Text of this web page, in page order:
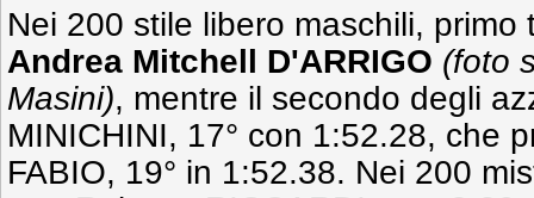
Nei 200 stile libero maschili,
Andrea Mitchell D'ARRIGO (foto
Masini), mentre il secondo degli
MINICHINI, 17° con 1:52.28, che
FABIO, 19° in 1:52.38. Nei 200